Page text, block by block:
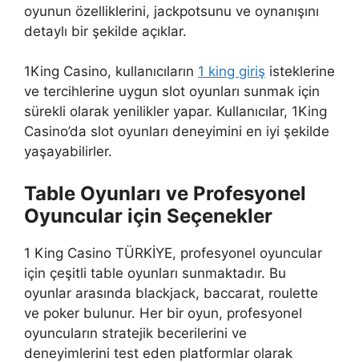
oyunun özelliklerini, jackpotsunu ve oynanışını
detaylı bir şekilde açıklar.
1King Casino, kullanıcıların 1 king giriş isteklerine
ve tercihlerine uygun slot oyunları sunmak için
sürekli olarak yenilikler yapar. Kullanıcılar, 1King
Casino’da slot oyunları deneyimini en iyi şekilde
yaşayabilirler.
Table Oyunları ve Profesyonel
Oyuncular için Seçenekler
1 King Casino TÜRKİYE, profesyonel oyuncular
için çeşitli table oyunları sunmaktadır. Bu
oyunlar arasında blackjack, baccarat, roulette
ve poker bulunur. Her bir oyun, profesyonel
oyuncuların stratejik becerilerini ve
deneyimlerini test eden platformlar olarak